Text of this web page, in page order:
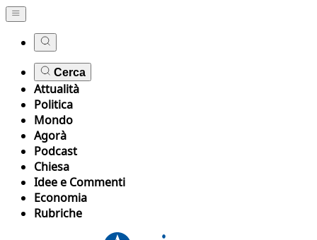
Cerca
Attualità
Politica
Mondo
Agorà
Podcast
Chiesa
Idee e Commenti
Economia
Rubriche